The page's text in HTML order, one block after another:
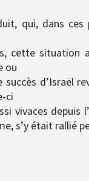
qui, dans
cette situation
ou
succès d’Israël
ci
vivaces depuis
s’y était rallié